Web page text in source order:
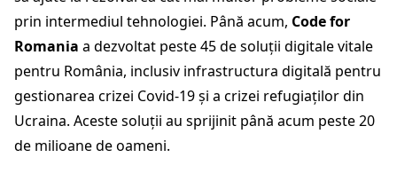
prin intermediul tehnologiei. Până acum, Code for
Romania a dezvoltat peste 45 de soluții digitale vitale
pentru România, inclusiv infrastructura digitală pentru
gestionarea crizei Covid-19 și a crizei refugiaților din
Ucraina. Aceste soluții au sprijinit până acum peste 20
de milioane de oameni.